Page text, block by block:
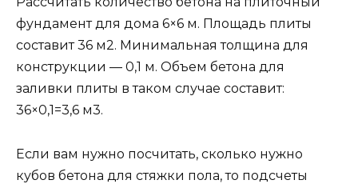
фундамент для дома 6×6 м. Площадь плиты
составит 36 м2. Минимальная толщина для
конструкции — 0,1 м. Объем бетона для
заливки плиты в таком случае составит:
36×0,1=3,6 м3.
Если вам нужно посчитать, сколько нужно
кубов бетона для стяжки пола, то подсчеты